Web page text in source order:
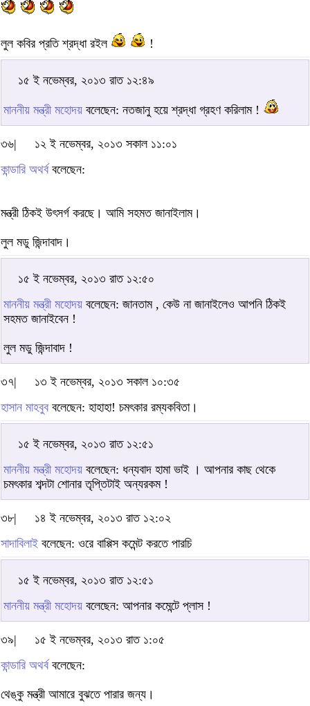
লুল কবির প্রতি শ্রদ্ধা রইল !
১৫ ই নভেম্বর, ২০১৩ রাত ১২:৪৯
মাননীয় মন্ত্রী মহোদয় বলেছেন: নতজানু হয়ে শ্রদ্ধা গ্রহণ করিলাম !
৩৬|
১২ ই নভেম্বর, ২০১৩ সকাল ১১:০১
কান্ডারি অথর্ব বলেছেন:
মন্ত্রী ঠিকই উৎসর্গ করছে। আমি সহমত জানাইলাম।
লুল মডু জিন্দাবাদ।
১৫ ই নভেম্বর, ২০১৩ রাত ১২:৫০
মাননীয় মন্ত্রী মহোদয় বলেছেন: জানতাম , কেউ না জানাইলেও আপনি ঠিকই
সহমত জানাইবেন !
লুল মডু জিন্দাবাদ !
৩৭|
১৩ ই নভেম্বর, ২০১৩ সকাল ১০:৩৫
হাসান মাহবুব বলেছেন: হাহাহা! চমৎকার রম্যকবিতা।
১৫ ই নভেম্বর, ২০১৩ রাত ১২:৫১
মাননীয় মন্ত্রী মহোদয় বলেছেন: ধন্যবাদ হামা ভাই । আপনার কাছ থেকে
চমৎকার শব্দটা শোনার তৃপ্তিটাই অন্যরকম !
৩৮|
১৪ ই নভেম্বর, ২০১৩ রাত ১২:০২
সাদাবিলাই বলেছেন: ওরে বাপ্পিস কমেন্ট করতে পারচি
১৫ ই নভেম্বর, ২০১৩ রাত ১২:৫১
মাননীয় মন্ত্রী মহোদয় বলেছেন: আপনার কমেন্টে প্লাস !
৩৯|
১৫ ই নভেম্বর, ২০১৩ রাত ১:০৫
কান্ডারি অথর্ব বলেছেন:
থেঙ্কু মন্ত্রী আমারে বুঝতে পারার জন্য।